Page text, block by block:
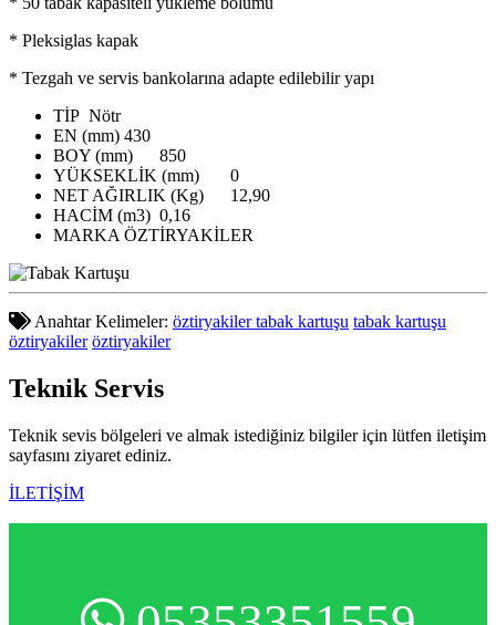
* Pleksiglas kapak
* Tezgah ve servis bankolarına adapte edilebilir yapı
TİP Nötr
EN (mm) 430
BOY (mm)
850
YÜKSEKLİK (mm)
0
NET AĞIRLIK (Kg)
12,90
HACİM (m3) 0,16
MARKA ÖZTİRYAKİLER
Anahtar Kelimeler: öztiryakiler tabak kartuşu tabak kartuşu
öztiryakiler öztiryakiler
Teknik Servis
Teknik sevis bölgeleri ve almak istediğiniz bilgiler için lütfen iletişim
sayfasını ziyaret ediniz.
İLETİŞİM